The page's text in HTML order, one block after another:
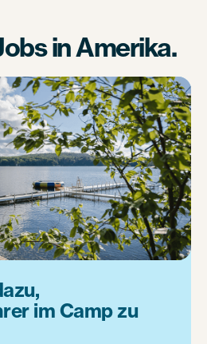
in Amerika.
im Camp zu